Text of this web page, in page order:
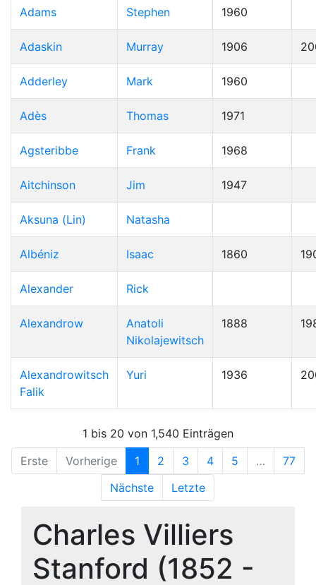
Adams Stephen 1960
Adaskin Murray 1906
Adderley Mark 1960
Adès Thomas 1971
Agsteribbe Frank 1968
Aitchinson Jim 1947
Aksuna (Lin) Natasha
Albéniz Isaac 1860
Alexander Rick
Alexandrow
Anatoli
Nikolajewitsch
1888
Alexandrowitsch
Falik
Yuri 1936
1 bis 20 von 1,540 Einträgen
Erste
Vorherige 1 2 3 4 5 …
77
Nächste
Letzte
Charles Villiers
Stanford (1852 -